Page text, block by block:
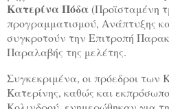
Κατερίνα Πόδα(Προϊσταμένη
προγραμματισμού, Ανάπτυξης
συγκροτούν την Επιτροπή
Παραλαβής της μελέτης.
Συγκεκριμένα, οι πρόεδροι των
Κατερίνης, καθώς και